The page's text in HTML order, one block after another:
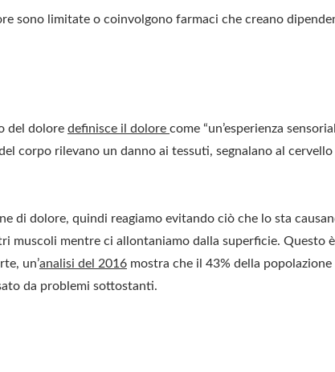
sono limitate o coinvolgono farmaci che creano
del dolore definisce il dolore come “un’esperienza
corpo rilevano un danno ai tessuti, segnalano al
di dolore, quindi reagiamo evitando ciò che lo sta
muscoli mentre ci allontaniamo dalla superficie. Questo
un’analisi del 2016 mostra che il 43% della
da problemi sottostanti.